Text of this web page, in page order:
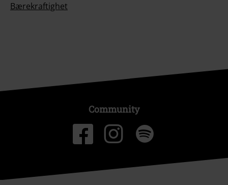
Bærekraftighet
Community